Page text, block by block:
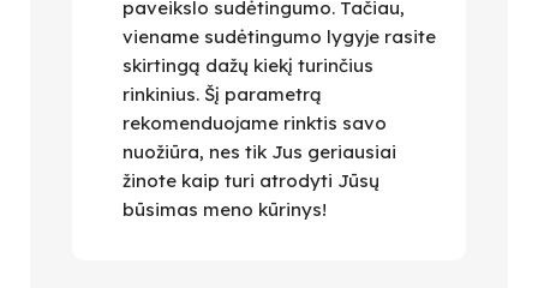
paveikslo sudėtingumo. Tačiau,
viename sudėtingumo lygyje rasite
skirtingą dažų kiekį turinčius
rinkinius. Šį parametrą
rekomenduojame rinktis savo
nuožiūra, nes tik Jus geriausiai
žinote kaip turi atrodyti Jūsų
būsimas meno kūrinys!